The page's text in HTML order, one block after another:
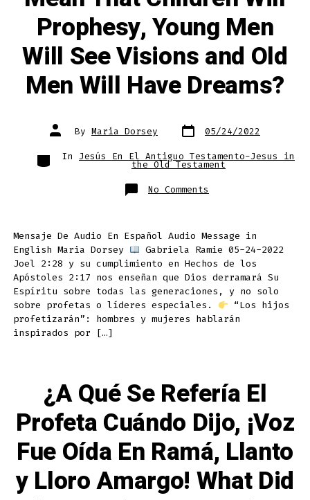
Prophesy, Young Men
Will See Visions and Old
Men Will Have Dreams?
Post
author
By Maria Dorsey Post
date
05/24/2022
Categories
In Jesús En El Antiguo Testamento-Jesus in
the Old Testament
No Comments
¿Qué
Profetizarán,
Los
Jóvenes
Verán
Visiones
y
Los
Ancianos
Soñarán
Sueños?
What
Young
Men
Will
See
Visions
and
Old
Men
Will
Have
Dreams?
Mensaje De Audio En Español Audio Message in
English Maria Dorsey
Gabriela Ramie 05-24-2022
Joel 2:28 y su cumplimiento en Hechos de los
Apóstoles 2:17 nos enseñan que Dios derramará Su
Espíritu sobre todas las generaciones, y no solo
sobre profetas o líderes especiales.
“Los hijos
profetizarán”: hombres y mujeres hablarán
inspirados por […]
¿A Qué Se Refería El
Profeta Cuándo Dijo, ¡Voz
Fue Oída En Ramá, Llanto
y Lloro Amargo! What Did